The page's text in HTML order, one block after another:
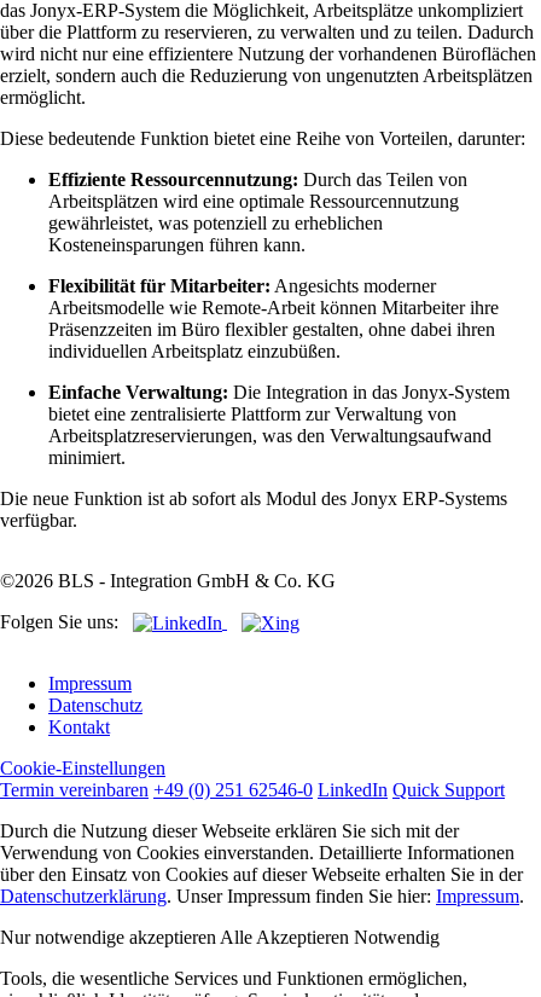
das Jonyx-ERP-System die Möglichkeit, Arbeitsplätze unkompliziert
über die Plattform zu reservieren, zu verwalten und zu teilen. Dadurch
wird nicht nur eine effizientere Nutzung der vorhandenen Büroflächen
erzielt, sondern auch die Reduzierung von ungenutzten Arbeitsplätzen
ermöglicht.
Diese bedeutende Funktion bietet eine Reihe von Vorteilen, darunter:
Effiziente Ressourcennutzung: Durch das Teilen von
Arbeitsplätzen wird eine optimale Ressourcennutzung
gewährleistet, was potenziell zu erheblichen
Kosteneinsparungen führen kann.
Flexibilität für Mitarbeiter: Angesichts moderner
Arbeitsmodelle wie Remote-Arbeit können Mitarbeiter ihre
Präsenzzeiten im Büro flexibler gestalten, ohne dabei ihren
individuellen Arbeitsplatz einzubüßen.
Einfache Verwaltung: Die Integration in das Jonyx-System
bietet eine zentralisierte Plattform zur Verwaltung von
Arbeitsplatzreservierungen, was den Verwaltungsaufwand
minimiert.
Die neue Funktion ist ab sofort als Modul des Jonyx ERP-Systems
verfügbar.
©2026 BLS - Integration GmbH & Co. KG
Folgen Sie uns:
überspringen
Impressum
Datenschutz
Kontakt
Cookie-Einstellungen
Termin vereinbaren +49 (0) 251 62546-0 LinkedIn Quick Support
Durch die Nutzung dieser Webseite erklären Sie sich mit der
Verwendung von Cookies einverstanden. Detaillierte Informationen
über den Einsatz von Cookies auf dieser Webseite erhalten Sie in der
Datenschutzerklärung. Unser Impressum finden Sie hier: Impressum.
Nur notwendige akzeptieren Alle Akzeptieren Notwendig
Tools, die wesentliche Services und Funktionen ermöglichen,